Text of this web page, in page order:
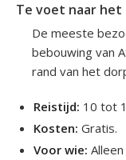
Te voet naar het
De meeste
bebouwing van
rand van het
Reistijd: 10 tot
Kosten: Gratis.
Voor wie: